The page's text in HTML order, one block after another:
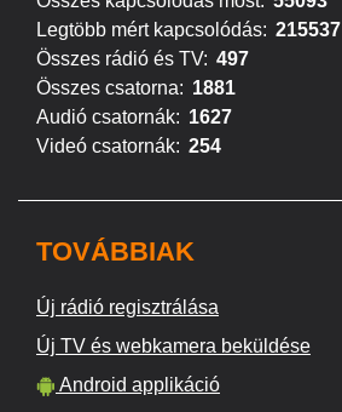
Legtöbb mért kapcsolódás: 215537
Összes rádió és TV: 497
Összes csatorna: 1881
Audió csatornák: 1627
Videó csatornák: 254
TOVÁBBIAK
Új rádió regisztrálása
Új TV és webkamera beküldése
Android applikáció